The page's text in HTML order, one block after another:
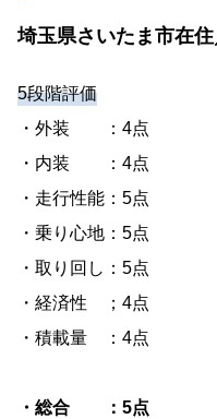
30代 男性のスバル
石川県金沢市在
埼玉県さいたま市在
5段階評価
・外装 ：4点
・内装 ：4点
・走行性能：5点
・乗り心地：5点
・取り回し：5点
・経済性 ；4点
・積載量 ：4点
・総合 ：5点